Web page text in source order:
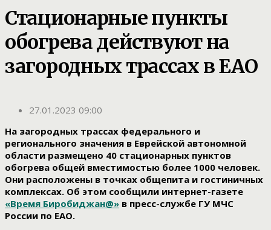
Стационарные пункты
обогрева действуют на
загородных трассах в ЕАО
27.01.2023 09:00
На загородных трассах федерального и
регионального значения в Еврейской автономной
области размещено 40 стационарных пунктов
обогрева общей вместимостью более 1000 человек.
Они расположены в точках общепита и гостиничных
комплексах. Об этом сообщили интернет-газете
«Время Биробиджан@» в пресс-службе ГУ МЧС
России по ЕАО.